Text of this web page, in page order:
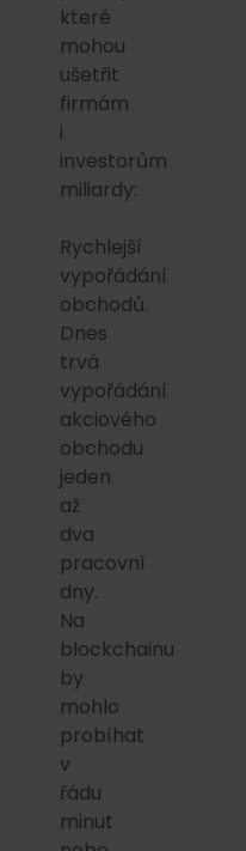
které
mohou
ušetřit
firmám
i
investorům
miliardy:
Rychlejší
vypořádání
obchodů.
Dnes
trvá
vypořádání
akciového
obchodu
jeden
až
dva
pracovní
dny.
Na
blockchainu
by
mohlo
probíhat
v
řádu
minut